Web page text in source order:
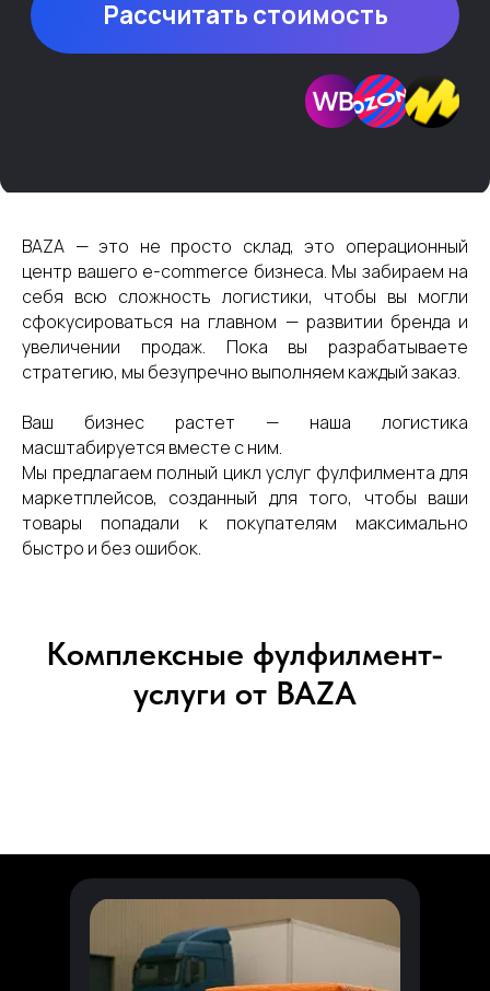
BAZA — это не просто склад, это операционный
центр вашего e-commerce бизнеса. Мы забираем на
себя всю сложность логистики, чтобы вы могли
сфокусироваться на главном — развитии бренда и
увеличении продаж. Пока вы разрабатываете
стратегию, мы безупречно выполняем каждый заказ.
Ваш бизнес растет — наша логистика
масштабируется вместе с ним.
Мы предлагаем полный цикл услуг фулфилмента для
маркетплейсов, созданный для того, чтобы ваши
товары попадали к покупателям максимально
быстро и без ошибок.
Комплексные фулфилмент-
услуги от BAZA